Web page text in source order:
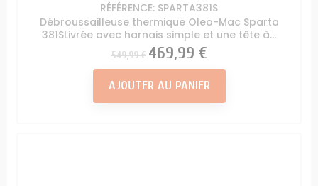
RÉFÉRENCE: SPARTA381S
Débroussailleuse thermique Oleo-Mac Sparta
381SLivrée avec harnais simple et une tête à...
Prix
549,99 € Prix
469,99 €
AJOUTER AU PANIER